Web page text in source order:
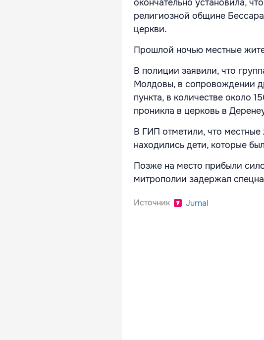
окончательно установила,
религиозной общине
церкви.
Прошлой ночью местные
В полиции заявили, что
Молдовы, в сопровождении
пункта, в количестве около
проникла в церковь в
В ГИП отметили, что местные
находились дети, которые
Позже на место прибыли
митрополии задержал
Источник Jurnal